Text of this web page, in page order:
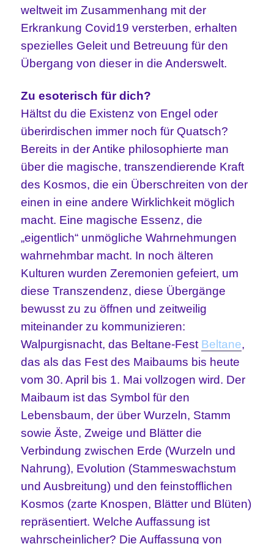
weltweit im Zusammenhang mit der
Erkrankung Covid19 versterben, erhalten
spezielles Geleit und Betreuung für den
Übergang von dieser in die Anderswelt.
Zu esoterisch für dich?
Hältst du die Existenz von Engel oder
überirdischen immer noch für Quatsch?
Bereits in der Antike philosophierte man
über die magische, transzendierende Kraft
des Kosmos, die ein Überschreiten von der
einen in eine andere Wirklichkeit möglich
macht. Eine magische Essenz, die
„eigentlich“ unmögliche Wahrnehmungen
wahrnehmbar macht. In noch älteren
Kulturen wurden Zeremonien gefeiert, um
diese Transzendenz, diese Übergänge
bewusst zu zu öffnen und zeitweilig
miteinander zu kommunizieren:
Walpurgisnacht, das Beltane-Fest Beltane,
das als das Fest des Maibaums bis heute
vom 30. April bis 1. Mai vollzogen wird. Der
Maibaum ist das Symbol für den
Lebensbaum, der über Wurzeln, Stamm
sowie Äste, Zweige und Blätter die
Verbindung zwischen Erde (Wurzeln und
Nahrung), Evolution (Stammeswachstum
und Ausbreitung) und den feinstofflichen
Kosmos (zarte Knospen, Blätter und Blüten)
repräsentiert. Welche Auffassung ist
wahrscheinlicher? Die Auffassung von